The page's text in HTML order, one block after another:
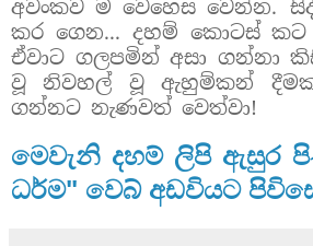
අවංකව ම වෙහෙස වෙන්න.
කර ගෙන... දහම් කොටස් කට
ඒවාට ගලපමින් අසා ගන්නා
වූ නිවහල් වූ ඇහුම්කන්
ගන්නට නැණවත් වෙත්වා!
මෙවැනි දහම් ලිපි ඇසුර
ධර්ම" වෙබ් අඩවියට